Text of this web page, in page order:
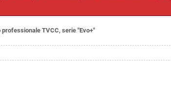
TVCC, serie "Evo+"